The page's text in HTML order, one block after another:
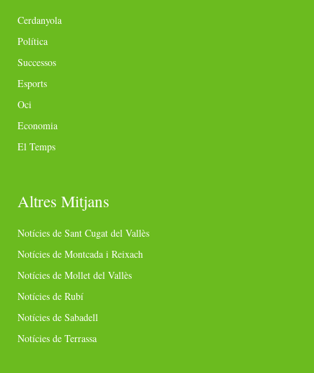
Cerdanyola
Política
Successos
Esports
Oci
Economia
El Temps
Altres Mitjans
Notícies de Sant Cugat del Vallès
Notícies de Montcada i Reixach
Notícies de Mollet del Vallès
Notícies de Rubí
Notícies de Sabadell
Notícies de Terrassa